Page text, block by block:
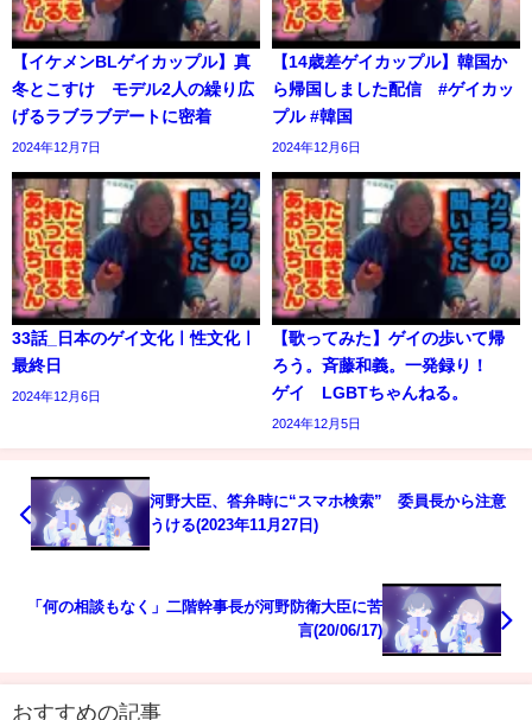
【イケメンBLゲイカップル】真
冬とこすけ モデル2人の繰り広
げるラブラブデートに密着
2024年12月7日
【14歳差ゲイカップル】韓国か
ら帰国しました配信 #ゲイカッ
プル #韓国
2024年12月6日
33話_日本のゲイ文化ㅣ性文化ㅣ
最終日
2024年12月6日
【歌ってみた】ゲイの歩いて帰
ろう。斉藤和義。一発録り！
ゲイ LGBTちゃんねる。
2024年12月5日
河野大臣、答弁時に“スマホ検索” 委員長から注意
うける(2023年11月27日)
「何の相談もなく」二階幹事長が河野防衛大臣に苦
言(20/06/17)
おすすめの記事